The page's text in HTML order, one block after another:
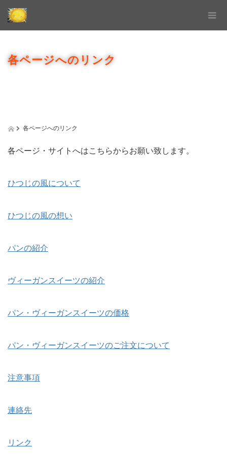
各ページへのリンク
各ページへのリンク
各ページ・サイトへはこちらからお願い致します。
ひつじの風について
ひつじの風の想い
パンの紹介
ヴィーガンスイーツの紹介
パン・ヴィーガンスイーツの価格
パン・ヴィーガンスイーツのご注文について
注意事項
連絡先
リンク